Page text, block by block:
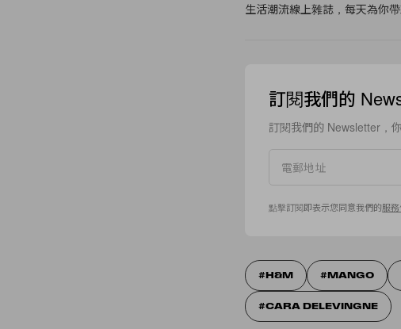
生活潮流線上雜誌，每天為你
訂閱我們的
訂閱我們的 Newsletter，
點擊訂閱即表示您同意我們的服
H&M MANGO
CARA DELEVINGNE